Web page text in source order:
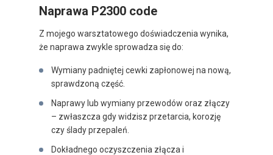
Naprawa P2300 code
Z mojego warsztatowego doświadczenia wynika,
że naprawa zwykle sprowadza się do:
Wymiany padniętej cewki zapłonowej na nową,
sprawdzoną część.
Naprawy lub wymiany przewodów oraz złączy
– zwłaszcza gdy widzisz przetarcia, korozję
czy ślady przepaleń.
Dokładnego oczyszczenia złącza i